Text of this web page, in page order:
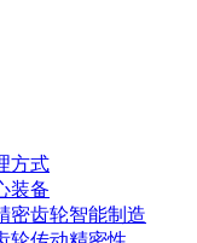
方式
装备
密齿轮智能制造